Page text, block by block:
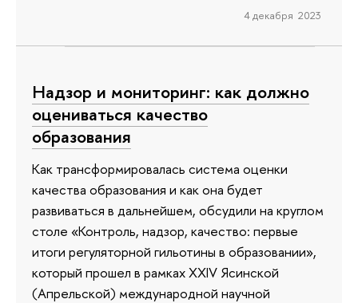
4 декабря 2023
Надзор и мониторинг: как должно
оцениваться качество
образования
Как трансформировалась система оценки
качества образования и как она будет
развиваться в дальнейшем, обсудили на круглом
столе «Контроль, надзор, качество: первые
итоги регуляторной гильотины в образовании»,
который прошел в рамках XXIV Ясинской
(Апрельской) международной научной